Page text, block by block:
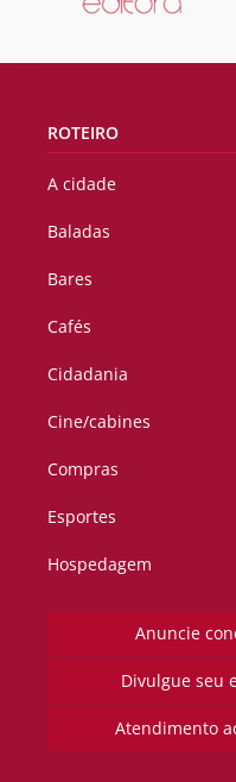
ROTEIRO
A cidade
Baladas
Bares
Cafés
Cidadania
Cine/cabines
Compras
Esportes
Hospedagem
Anuncie
Divulgue seu
Atendimento